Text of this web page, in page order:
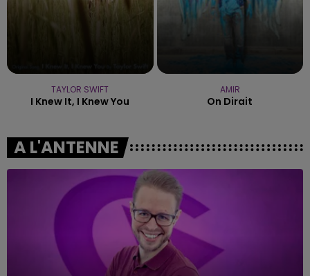
TAYLOR SWIFT
I Knew It, I Knew You
AMIR
On Dirait
A L'ANTENNE